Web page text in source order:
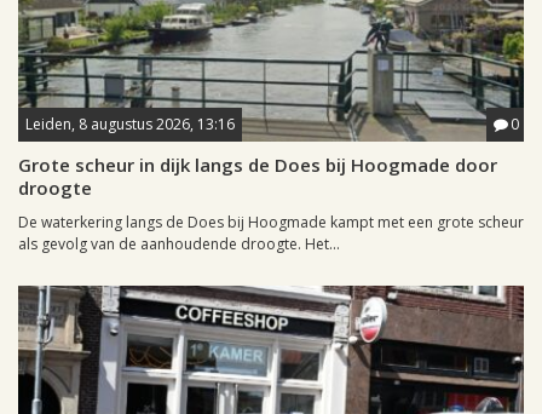
Leiden, 8 augustus 2026, 13:16 0
Grote scheur in dijk langs de Does bij Hoogmade door
droogte
De waterkering langs de Does bij Hoogmade kampt met een grote scheur
als gevolg van de aanhoudende droogte. Het...